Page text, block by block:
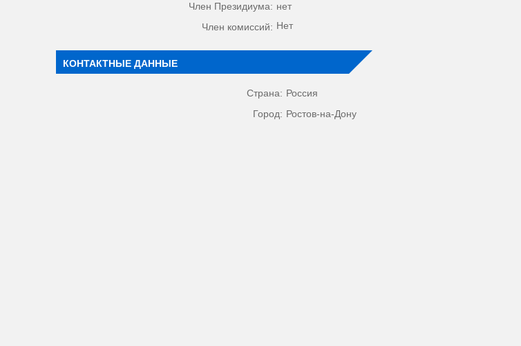
Член Президиума: нет
Член комиссий: Нет
КОНТАКТНЫЕ ДАННЫЕ
Страна: Россия
Город: Ростов-на-Дону